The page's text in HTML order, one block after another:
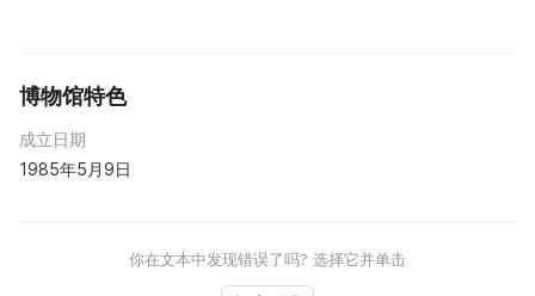
博物馆特色
成立日期
1985年5月9日
你在文本中发现错误了吗? 选择它并单击